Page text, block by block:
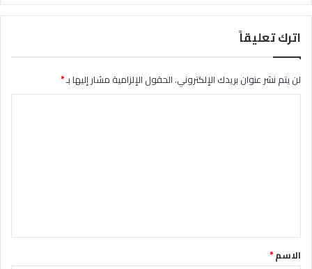
اترك تعليقاً
لن يتم نشر عنوان بريدك الإلكتروني.الحقول الإلزامية مشار إليها بـ*
*الاسم*